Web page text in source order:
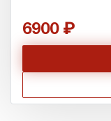
6900